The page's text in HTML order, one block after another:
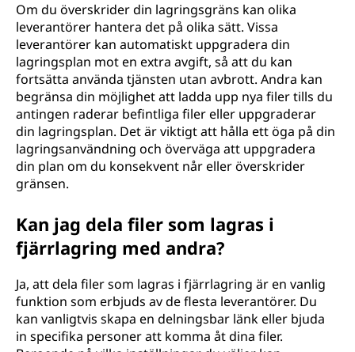
Om du överskrider din lagringsgräns kan olika
leverantörer hantera det på olika sätt. Vissa
leverantörer kan automatiskt uppgradera din
lagringsplan mot en extra avgift, så att du kan
fortsätta använda tjänsten utan avbrott. Andra kan
begränsa din möjlighet att ladda upp nya filer tills du
antingen raderar befintliga filer eller uppgraderar
din lagringsplan. Det är viktigt att hålla ett öga på din
lagringsanvändning och överväga att uppgradera
din plan om du konsekvent når eller överskrider
gränsen.
Kan jag dela filer som lagras i
fjärrlagring med andra?
Ja, att dela filer som lagras i fjärrlagring är en vanlig
funktion som erbjuds av de flesta leverantörer. Du
kan vanligtvis skapa en delningsbar länk eller bjuda
in specifika personer att komma åt dina filer.